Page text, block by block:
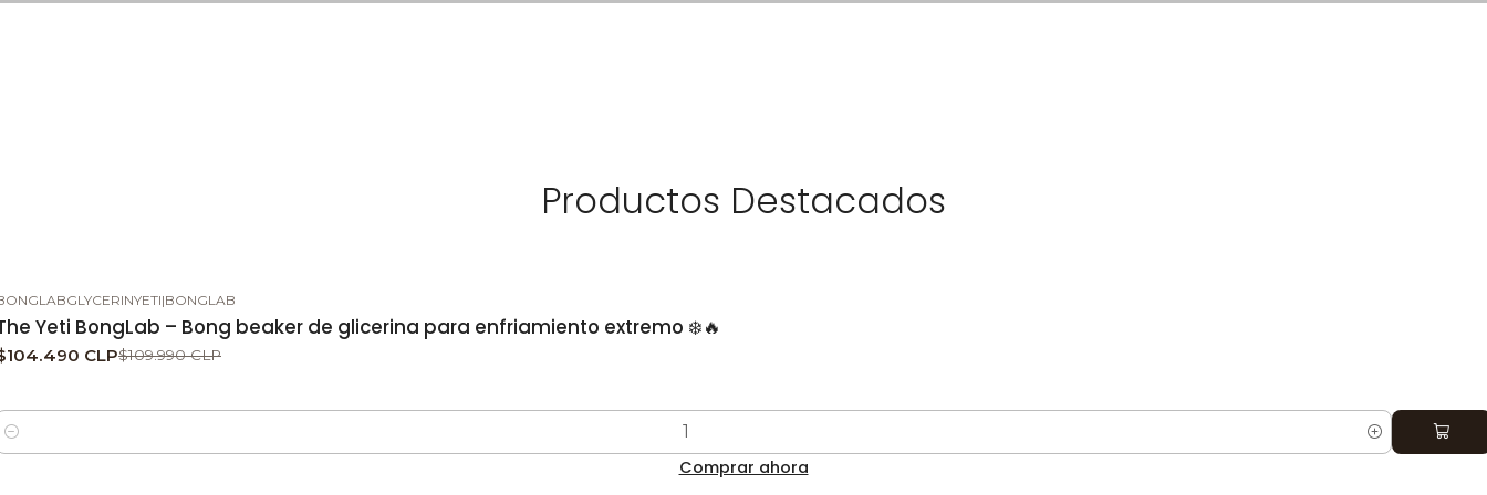
Productos Destacados
|BONGLAB
Yeti BongLab – Bong beaker de glicerina para enfriamiento extremo ❄️🔥
CLP$109.990 CLP
Comprar ahora